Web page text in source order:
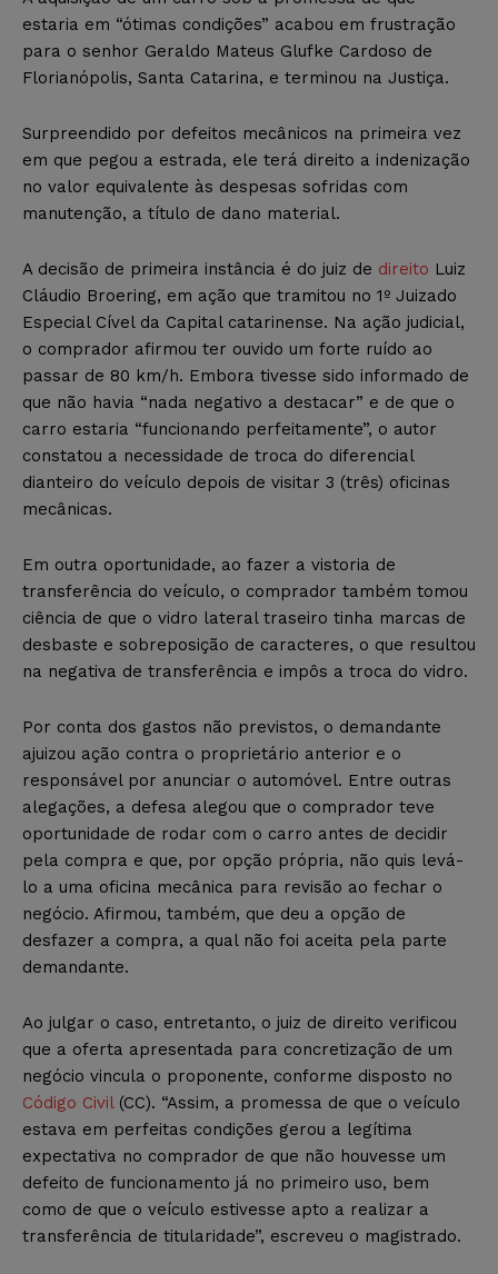
estaria em “ótimas condições” acabou em frustração
para o senhor Geraldo Mateus Glufke Cardoso de
Florianópolis, Santa Catarina, e terminou na Justiça.
Surpreendido por defeitos mecânicos na primeira vez
em que pegou a estrada, ele terá direito a indenização
no valor equivalente às despesas sofridas com
manutenção, a título de dano material.
A decisão de primeira instância é do juiz de direito Luiz
Cláudio Broering, em ação que tramitou no 1º Juizado
Especial Cível da Capital catarinense. Na ação judicial,
o comprador afirmou ter ouvido um forte ruído ao
passar de 80 km/h. Embora tivesse sido informado de
que não havia “nada negativo a destacar” e de que o
carro estaria “funcionando perfeitamente”, o autor
constatou a necessidade de troca do diferencial
dianteiro do veículo depois de visitar 3 (três) oficinas
mecânicas.
Em outra oportunidade, ao fazer a vistoria de
transferência do veículo, o comprador também tomou
ciência de que o vidro lateral traseiro tinha marcas de
desbaste e sobreposição de caracteres, o que resultou
na negativa de transferência e impôs a troca do vidro.
Por conta dos gastos não previstos, o demandante
ajuizou ação contra o proprietário anterior e o
responsável por anunciar o automóvel. Entre outras
alegações, a defesa alegou que o comprador teve
oportunidade de rodar com o carro antes de decidir
pela compra e que, por opção própria, não quis levá-
lo a uma oficina mecânica para revisão ao fechar o
negócio. Afirmou, também, que deu a opção de
desfazer a compra, a qual não foi aceita pela parte
demandante.
Ao julgar o caso, entretanto, o juiz de direito verificou
que a oferta apresentada para concretização de um
negócio vincula o proponente, conforme disposto no
Código Civil (CC). “Assim, a promessa de que o veículo
estava em perfeitas condições gerou a legítima
expectativa no comprador de que não houvesse um
defeito de funcionamento já no primeiro uso, bem
como de que o veículo estivesse apto a realizar a
transferência de titularidade”, escreveu o magistrado.